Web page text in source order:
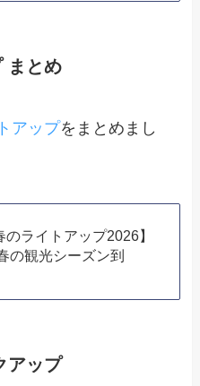
まとめ
アップをまとめまし
のライトアップ2026】
の観光シーズン到
アップ